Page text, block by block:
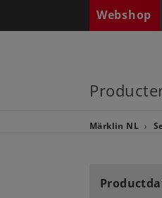
Webshop
Märklin NL